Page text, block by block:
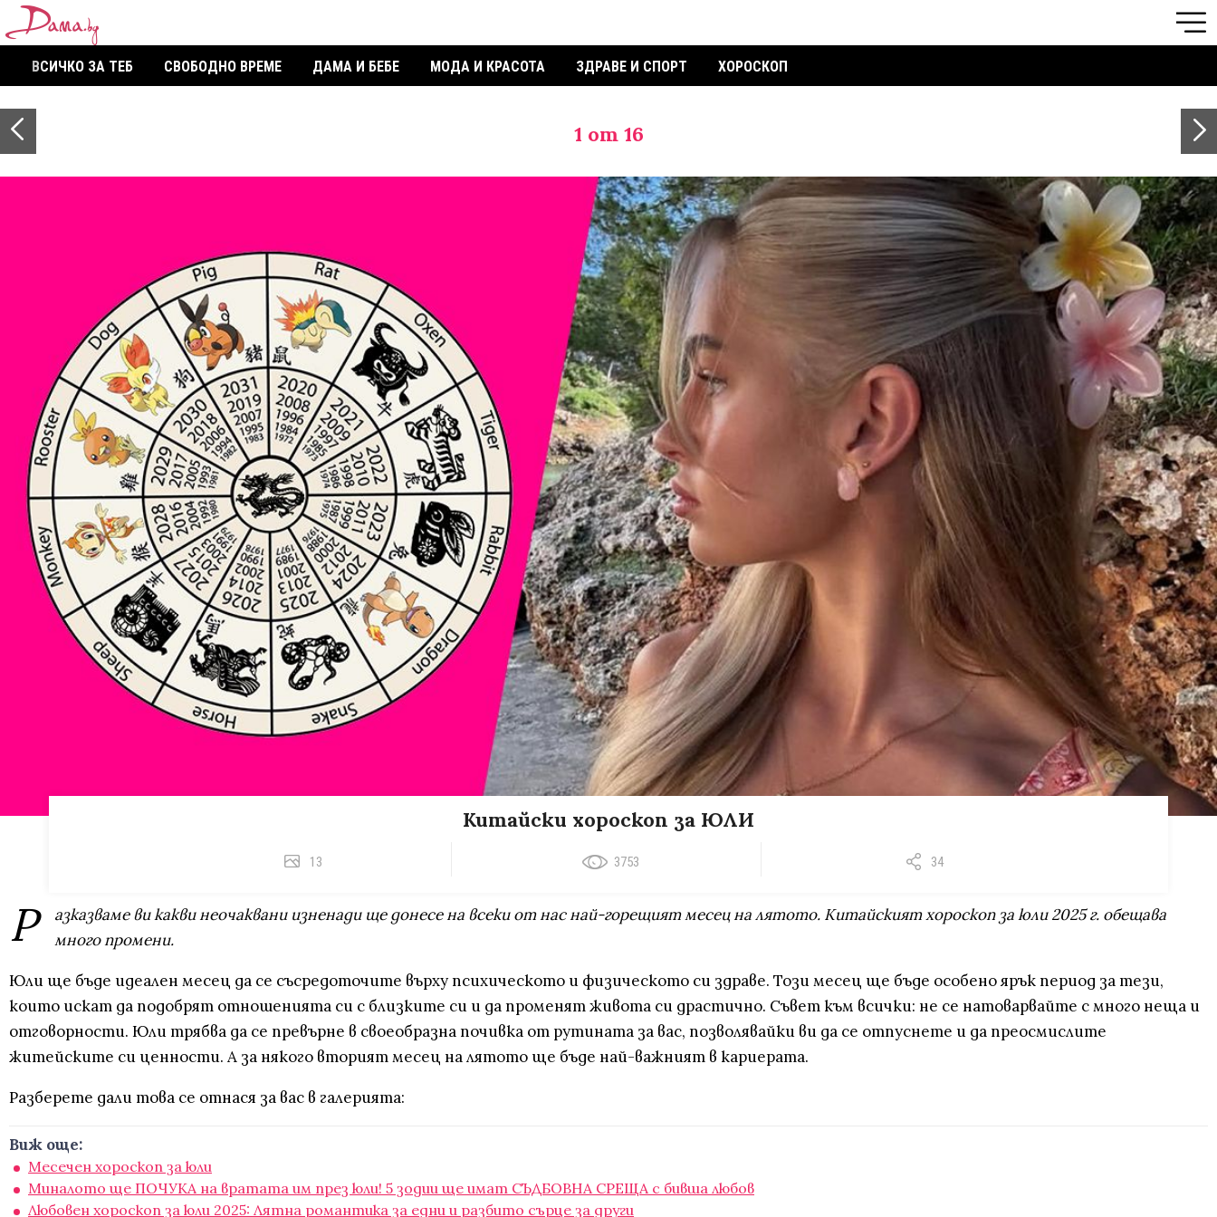
ВСИЧКО ЗА ТЕБ СВОБОДНО ВРЕМЕ ДАМА И БЕБЕ МОДА И КРАСОТА ЗДРАВЕ И СПОРТ ХОРОСКОП
1 от 16
Китайски хороскоп за ЮЛИ
13 3753 34
Р
азказваме ви какви неочаквани изненади ще донесе на всеки от нас най-горещият месец на лятото. Китайският хороскоп за юли 2025 г. обещава
много промени.
Юли ще бъде идеален месец да се съсредоточите върху психическото и физическото си здраве. Този месец ще бъде особено ярък период за тези,
които искат да подобрят отношенията си с близките си и да променят живота си драстично. Съвет към всички: не се натоварвайте с много неща и
отговорности. Юли трябва да се превърне в своеобразна почивка от рутината за вас, позволявайки ви да се отпуснете и да преосмислите
житейските си ценности. А за някого вторият месец на лятото ще бъде най-важният в кариерата.
Разберете дали това се отнася за вас в галерията:
Виж още:
Месечен хороскоп за юли
Миналото ще ПОЧУКА на вратата им през юли! 5 зодии ще имат СЪДБОВНА СРЕЩА с бивша любов
Любовен хороскоп за юли 2025: Лятна романтика за едни и разбито сърце за други